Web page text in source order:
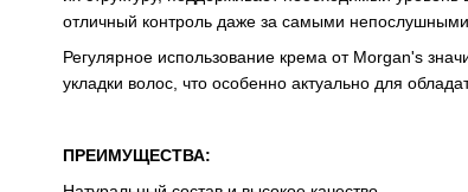
отличный контроль даже за самыми
Регулярное использование крема от Morgan's
укладки волос, что особенно актуально для
ПРЕИМУЩЕСТВА: